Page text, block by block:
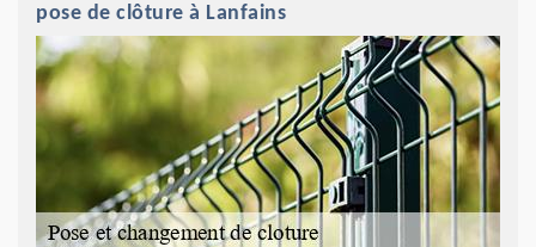
pose de clôture à Lanfains